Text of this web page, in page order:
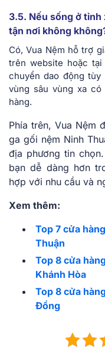
3.5. Nếu sống ở tỉnh
tận nơi không
Có, Vua Nệm hỗ trợ
trên website hoặc
chuyển dao động
vùng sâu vùng xa có
hàng.
Phía trên, Vua Nệm
ga gối nệm Ninh
địa phương tin
bạn dễ dàng hơn
hợp với nhu cầu và
Xem thêm:
Top 7 cửa
Thuận
Top 8 cửa
Khánh Hòa
Top 8 cửa
Đồng